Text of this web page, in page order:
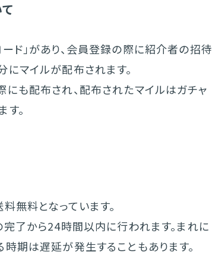
ド」があり、会員登録の際に紹介者の招待
マイルが配布されます。
も配布され、配布されたマイルはガチャ
。
無料となっています。
了から24時間以内に行われます。まれに
期は遅延が発生することもあります。